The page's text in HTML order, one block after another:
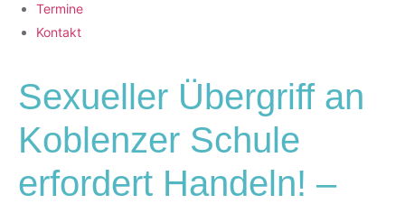
Termine
Kontakt
Sexueller Übergriff an
Koblenzer Schule
erfordert Handeln! –